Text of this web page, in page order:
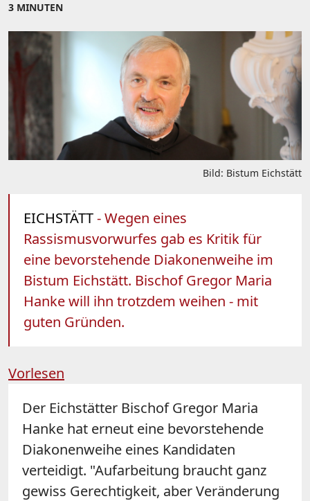
3 MINUTEN
Bild: Bistum Eichstätt
EICHSTÄTT- Wegen eines
Rassismusvorwurfes gab es Kritik für
eine bevorstehende Diakonenweihe im
Bistum Eichstätt. Bischof Gregor Maria
Hanke will ihn trotzdem weihen - mit
guten Gründen.
Vorlesen
Der Eichstätter Bischof Gregor Maria
Hanke hat erneut eine bevorstehende
Diakonenweihe eines Kandidaten
verteidigt. "Aufarbeitung braucht ganz
gewiss Gerechtigkeit, aber Veränderung